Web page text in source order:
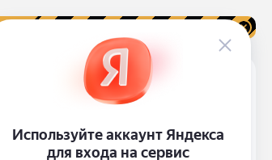
+7 (351) 211-57-27
ВойтиЗаказыГаражБонусыКорзина